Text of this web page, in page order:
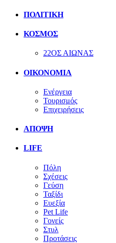
ΠΟΛΙΤΙΚΗ
ΚΟΣΜΟΣ
22ΟΣ ΑΙΩΝΑΣ
ΟΙΚΟΝΟΜΙΑ
Ενέργεια
Τουρισμός
Επιχειρήσεις
ΑΠΟΨΗ
LIFE
Πόλη
Σχέσεις
Γεύση
Ταξίδι
Ευεξία
Pet Life
Γονείς
Στυλ
Προτάσεις